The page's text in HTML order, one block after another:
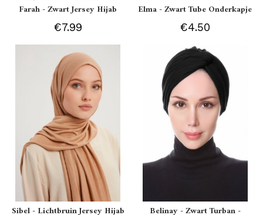
Farah - Zwart Jersey Hijab
€7.99
Elma - Zwart Tube Onderkapje
€4.50
Sibel - Lichtbruin Jersey Hijab Belinay - Zwart Turban -